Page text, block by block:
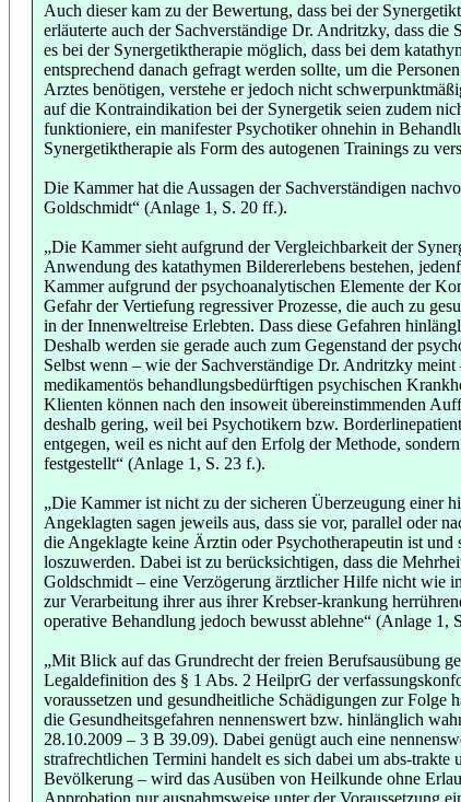
Auch dieser kam zu der Bewertung, dass bei der
erläuterte auch der Sachverständige Dr. Andritzky, dass
es bei der Synergetiktherapie möglich, dass bei dem
entsprechend danach gefragt werden sollte, um die
Arztes benötigen, verstehe er jedoch nicht
auf die Kontraindikation bei der Synergetik seien zudem
funktioniere, ein manifester Psychotiker ohnehin in
Synergetiktherapie als Form des autogenen Trainings zu
Die Kammer hat die Aussagen der Sachverständigen
Goldschmidt“ (Anlage 1, S. 20 ff.).
„Die Kammer sieht aufgrund der Vergleichbarkeit der
Anwendung des katathymen Bildererlebens bestehen,
Kammer aufgrund der psychoanalytischen Elemente der
Gefahr der Vertiefung regressiver Prozesse, die auch zu
in der Innenweltreise Erlebten. Dass diese Gefahren
Deshalb werden sie gerade auch zum Gegenstand der
Selbst wenn – wie der Sachverständige Dr. Andritzky
medikamentös behandlungsbedürftigen psychischen
Klienten können nach den insoweit übereinstimmenden
deshalb gering, weil bei Psychotikern bzw.
entgegen, weil es nicht auf den Erfolg der Methode,
festgestellt“ (Anlage 1, S. 23 f.).
„Die Kammer ist nicht zu der sicheren Überzeugung einer
Angeklagten sagen jeweils aus, dass sie vor, parallel oder
die Angeklagte keine Ärztin oder Psychotherapeutin ist
loszuwerden. Dabei ist zu berücksichtigen, dass die
Goldschmidt – eine Verzögerung ärztlicher Hilfe nicht wie
zur Verarbeitung ihrer aus ihrer Krebser-krankung
operative Behandlung jedoch bewusst ablehne“ (Anlage 1,
„Mit Blick auf das Grundrecht der freien Berufsausübung
Legaldefinition des § 1 Abs. 2 HeilprG der
voraussetzen und gesundheitliche Schädigungen zur
die Gesundheitsgefahren nennenswert bzw. hinlänglich
28.10.2009 – 3 B 39.09). Dabei genügt auch eine
strafrechtlichen Termini handelt es sich dabei um abs-
Bevölkerung – wird das Ausüben von Heilkunde ohne
Approbation nur ausnahmsweise unter der Voraussetzung